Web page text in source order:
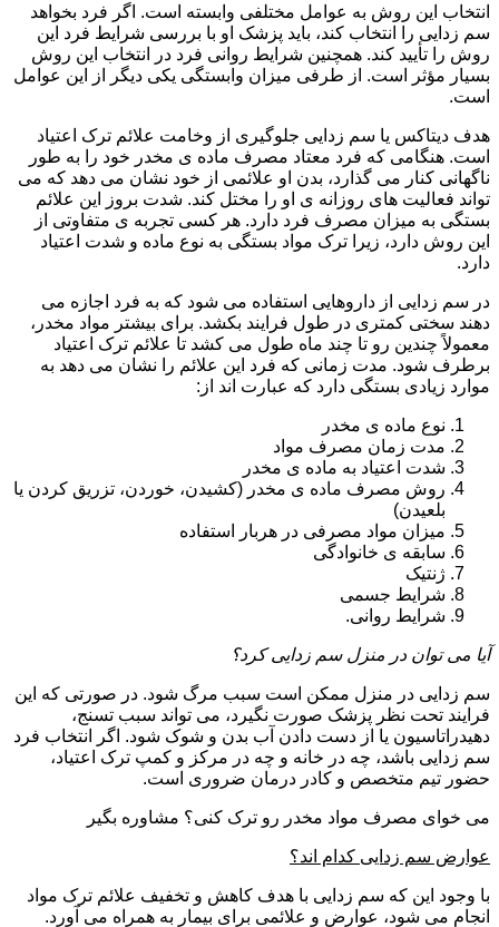
انتخاب این روش به عوامل مختلفی وابسته است. اگر فرد بخواهد
سم زدایی را انتخاب کند، باید پزشک او با بررسی شرایط فرد این
روش را تأیید کند. همچنین شرایط روانی فرد در انتخاب این روش
بسیار مؤثر است. از طرفی میزان وابستگی یکی دیگر از این عوامل
است.
هدف دیتاکس یا سم زدایی جلوگیری از وخامت علائم ترک اعتیاد
است. هنگامی که فرد معتاد مصرف ماده ی مخدر خود را به طور
ناگهانی کنار می گذارد، بدن او علائمی از خود نشان می دهد که می
تواند فعالیت های روزانه ی او را مختل کند. شدت بروز این علائم
بستگی به میزان مصرف فرد دارد. هر کسی تجربه ی متفاوتی از
این روش دارد، زیرا ترک مواد بستگی به نوع ماده و شدت اعتیاد
دارد.
در سم زدایی از داروهایی استفاده می شود که به فرد اجازه می
دهند سختی کمتری در طول فرایند بکشد. برای بیشتر مواد مخدر،
معمولاً چندین رو تا چند ماه طول می کشد تا علائم ترک اعتیاد
برطرف شود. مدت زمانی که فرد این علائم را نشان می دهد به
موارد زیادی بستگی دارد که عبارت اند از:
نوع ماده ی مخدر
مدت زمان مصرف مواد
شدت اعتیاد به ماده ی مخدر
روش مصرف ماده ی مخدر (کشیدن، خوردن، تزریق کردن یا
بلعیدن)
میزان مواد مصرفی در هربار استفاده
سابقه ی خانوادگی
ژنتیک
شرایط جسمی
شرایط روانی.
آیا می توان در منزل سم زدایی کرد؟
سم زدایی در منزل ممکن است سبب مرگ شود. در صورتی که این
فرایند تحت نظر پزشک صورت نگیرد، می تواند سبب تسنج،
دهیدراتاسیون یا از دست دادن آب بدن و شوک شود. اگر انتخاب فرد
سم زدایی باشد، چه در خانه و چه در مرکز و کمپ ترک اعتیاد،
حضور تیم متخصص و کادر درمان ضروری است.
می خوای مصرف مواد مخدر رو ترک کنی؟ مشاوره بگیر
عوارض سم زدایی کدام اند؟
با وجود این که سم زدایی با هدف کاهش و تخفیف علائم ترک مواد
انجام می شود، عوارض و علائمی برای بیمار به همراه می آورد.